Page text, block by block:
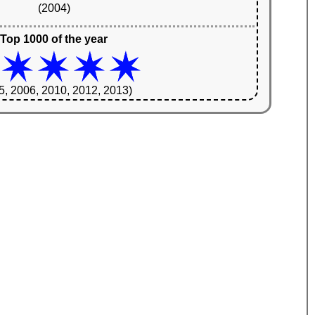
(2004)
Top 1000 of the year
2006, 2010, 2012, 2013)